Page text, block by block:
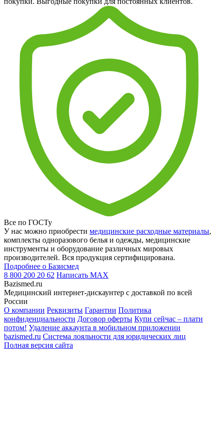
Все по ГОСТу
У нас можно приобрести медицинские расходные материалы,
комплекты одноразового белья и одежды, медицинские
инструменты и оборудование различных мировых
производителей. Вся продукция сертифицирована.
Подробнее о Базисмед
8 800 200 20 62 Написать MAX
Bazismed.ru
Медицинский интернет-дискаунтер с доставкой по всей
России
О компании Реквизиты Гарантии Политика
конфиденциальности Договор оферты Купи сейчас – плати
потом! Удаление аккаунта в мобильном приложении
bazismed.ru Система лояльности для юридических лиц
Полная версия сайта